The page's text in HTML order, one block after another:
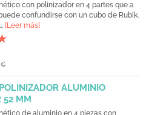
con polinizador en 4 partes que a
confundirse con un cubo de Rubik.
[Leer más]
€
ALUMINIO
52 MM
de aluminio en 4 piezas con